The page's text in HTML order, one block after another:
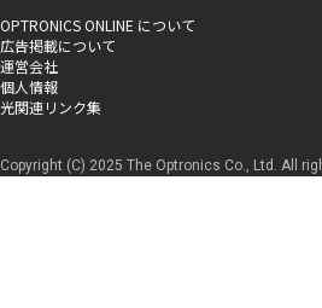
OPTRONICS ONLINE について
広告掲載について
運営会社
個人情報
光関連リンク集
Copyright (C) 2025 The Optronics Co., Ltd. All